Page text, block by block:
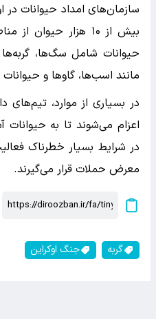
سازمان‌های امداد حیوانات در
بیش از ۱۰ هزار
حیوانات شامل سگ‌ها،
مانند اسب‌ها، گاوها و
در بسیاری از موارد،
اعزام می‌شوند تا به
در شرایط بسیار خطرناک
معرض حملات قرار می‌گیرند.
گربه جنگ اوکراین